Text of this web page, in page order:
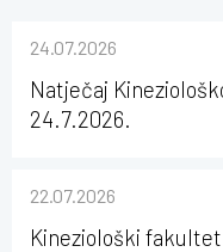
24.07.2026
Natječaj
24.7.2026.
22.07.2026
Kineziološki